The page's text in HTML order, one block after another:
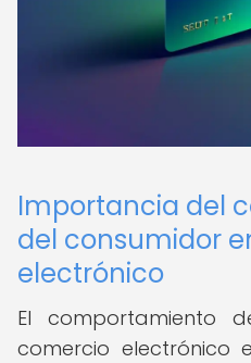
Importancia del
del consumidor
electrónico
El comportamiento
comercio electrónico